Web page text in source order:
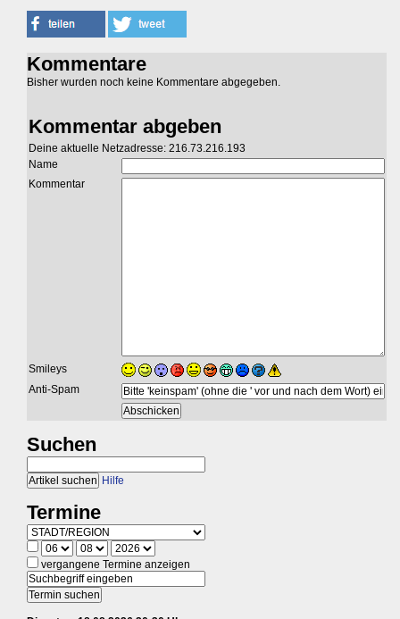
Kommentare
Bisher wurden noch keine Kommentare abgegeben.
Kommentar abgeben
Deine aktuelle Netzadresse: 216.73.216.193
Name
Kommentar
Smileys
Anti-Spam
Suchen
Hilfe
Termine
vergangene Termine anzeigen